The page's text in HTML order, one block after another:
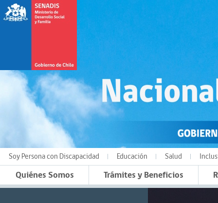
Soy Persona con Discapacidad Educación Salud
Quiénes Somos Trámites y Beneficios